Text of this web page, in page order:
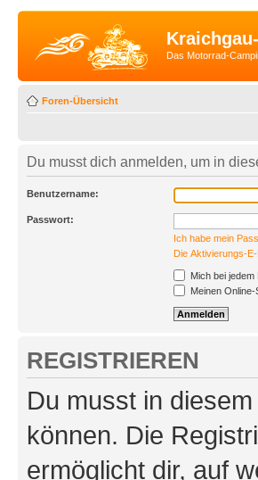
Das Motorrad-
Foren-Übersicht
Du musst dich anmelden, um in
Benutzername:
Passwort:
Ich habe mein
Die Aktivierungs-
Mich bei
Meinen
REGISTRIEREN
Du musst in
können. Die
ermöglicht dir, auf